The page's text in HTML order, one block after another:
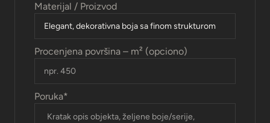
Materijal / Proizvod
Procenjena površina – m² (opciono)
Poruka*